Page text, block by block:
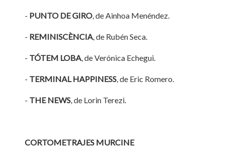
- PUNTO DE GIRO, de Ainhoa Menéndez.
- REMINISCÈNCIA, de Rubén Seca.
- TÓTEM LOBA, de Verónica Echegui.
- TERMINAL HAPPINESS, de Eric Romero.
- THE NEWS, de Lorin Terezi.
CORTOMETRAJES MURCINE